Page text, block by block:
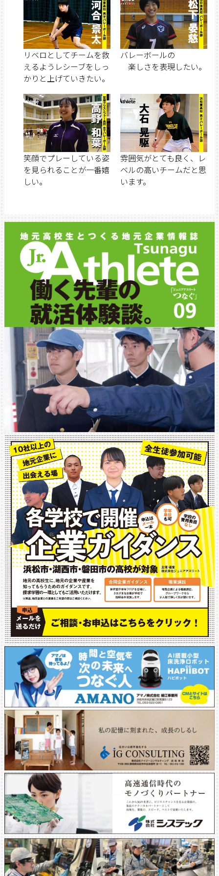
リベロとしてチームを救
えるようレシーブをしっ
かりと上げていきたい。
バレーボールの
楽しさを表現したい。
笑顔でプレーしている姿
を見られることが一番嬉
しい。
雰囲気がとても良く、レ
ベルの高いチームだと思
います。